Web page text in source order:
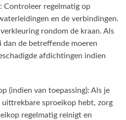
Controleer regelmatig op
en de verbindingen.
rondom de kraan. Als
dan de betreffende moeren
afdichtingen indien
(indien van toepassing): Als je
uittrekbare sproeikop hebt, zorg
regelmatig reinigt en